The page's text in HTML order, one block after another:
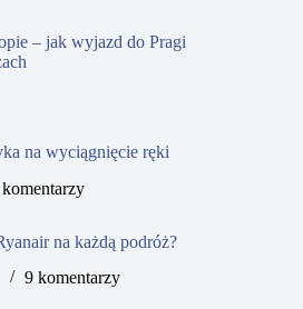
– jak wyjazd do Pragi
na wyciągnięcie ręki
komentarzy
na każdą podróż?
9 komentarzy